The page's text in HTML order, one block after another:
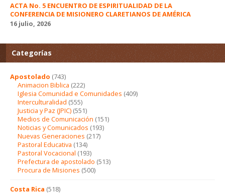
ACTA No. 5 ENCUENTRO DE ESPIRITUALIDAD DE LA
CONFERENCIA DE MISIONERO CLARETIANOS DE AMÉRICA
16 julio, 2026
Categorías
Apostolado (743)
Animacion Biblica (222)
Iglesia Comunidad e Comunidades (409)
Interculturalidad (555)
Justicia y Paz (JPIC) (551)
Medios de Comunicación (151)
Noticias y Comunicados (193)
Nuevas Generaciones (217)
Pastoral Educativa (134)
Pastoral Vocacional (193)
Prefectura de apostolado (513)
Procura de Misiones (500)
Costa Rica (518)